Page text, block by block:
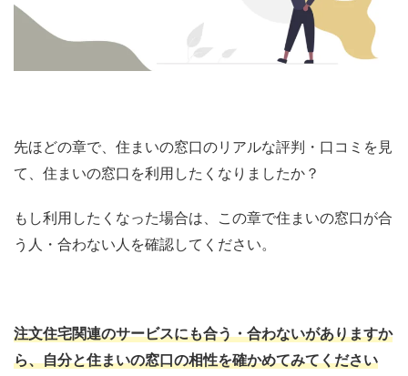
先ほどの章で、住まいの窓口のリアルな評判・口コミを見
て、住まいの窓口を利用したくなりましたか？
もし利用したくなった場合は、この章で住まいの窓口が合
う人・合わない人を確認してください。
注文住宅関連のサービスにも合う・合わないがありますか
ら、自分と住まいの窓口の相性を確かめてみてください